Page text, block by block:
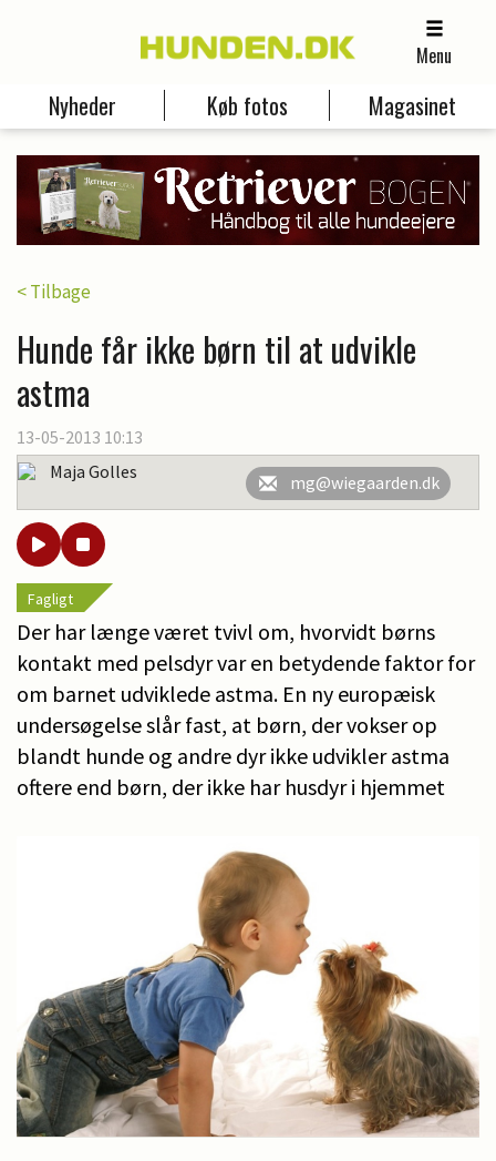
Menu
Nyheder Køb fotos Magasinet
< Tilbage
Hunde får ikke børn til at udvikle
astma
13-05-2013 10:13
Maja Golles
mg@wiegaarden.dk
Fagligt
Der har længe været tvivl om, hvorvidt børns
kontakt med pelsdyr var en betydende faktor for
om barnet udviklede astma. En ny europæisk
undersøgelse slår fast, at børn, der vokser op
blandt hunde og andre dyr ikke udvikler astma
oftere end børn, der ikke har husdyr i hjemmet